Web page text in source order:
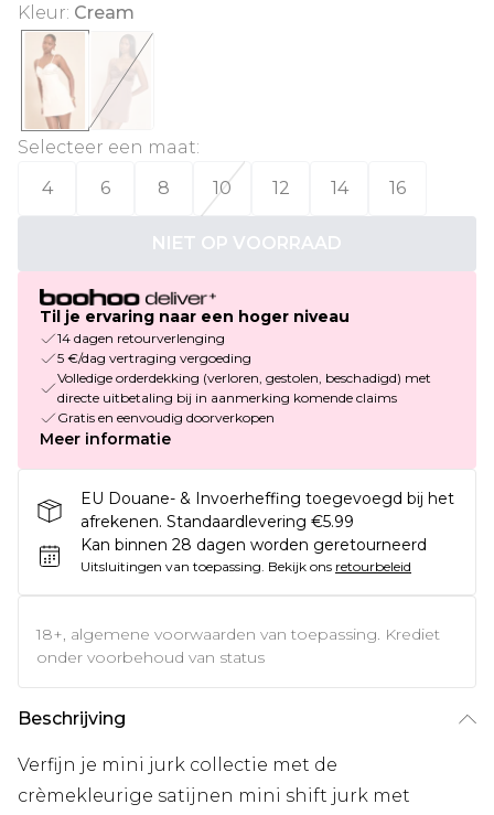
Kleur: Cream
Selecteer een maat:
4
6 8 10 12 14 16
NIET OP VOORRAAD
Til je ervaring naar een hoger niveau
14 dagen retourverlenging
5 €/dag vertraging vergoeding
Volledige orderdekking (verloren, gestolen, beschadigd) met
directe uitbetaling bij in aanmerking komende claims
Gratis en eenvoudig doorverkopen
Meer informatie
EU Douane- & Invoerheffing toegevoegd bij het
afrekenen. Standaardlevering €5.99
Kan binnen 28 dagen worden geretourneerd
Uitsluitingen van toepassing. Bekijk ons retourbeleid
18+, algemene voorwaarden van toepassing. Krediet
onder voorbehoud van status
Beschrijving
Verfijn je mini jurk collectie met de
crèmekleurige satijnen mini shift jurk met